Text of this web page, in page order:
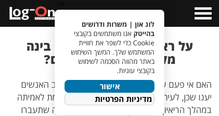
Menu
על ראיונות עבודה בשילוב בינה
מלאכותית כבר שמעתם?
האם אי פעם שיקרתם במהלך ראיון עבודה? רוב האנשים
יענו שכן, לעיתים אנו נמנעים מלהגיד את האמת לאמיתה
במהלך הריאיון- Not any more! בפעם הבאה שתעברו
לוג און | משרות ודרושים
בהייטק אנו משתמשים בקובצי
Cookie כדי לשפר את חוויית
המשתמש שלך. המשך השימוש
באתר מהווה הסכמה לשימוש
בקובצי עוגיות.
אישור
מדיניות הפרטיות